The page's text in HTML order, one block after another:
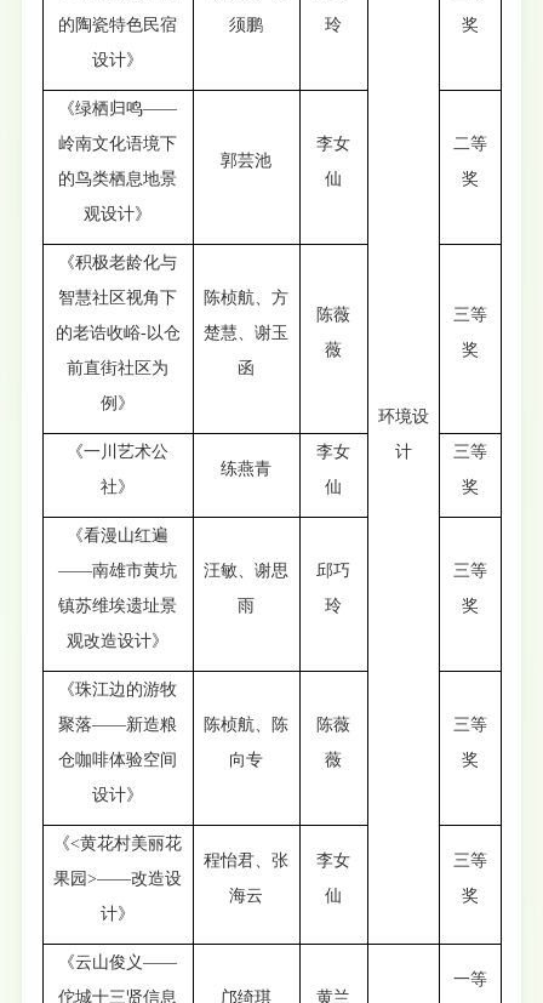
的陶瓷特色民宿
设计》
须鹏
玲
环境设
计
奖
《绿栖归鸣——
岭南文化语境下
的鸟类栖息地景
观设计》
郭芸池
李女
仙
二等
奖
《积极老龄化与
智慧社区视角下
的老诰收峪-以仓
前直街社区为
例》
陈桢航、方
楚慧、谢玉
函
陈薇
薇
三等
奖
《一川艺术公
社》
练燕青
李女
仙
三等
奖
《看漫山红遍
——南雄市黄坑
镇苏维埃遗址景
观改造设计》
汪敏、谢思
雨
邱巧
玲
三等
奖
《珠江边的游牧
聚落——新造粮
仓咖啡体验空间
设计》
陈桢航、陈
向专
陈薇
薇
三等
奖
《<黄花村美丽花
果园>——改造设
计》
程怡君、张
海云
李女
仙
三等
奖
《云山俊义——
佗城十三贤信息
邝绮琪 黄兰
一等